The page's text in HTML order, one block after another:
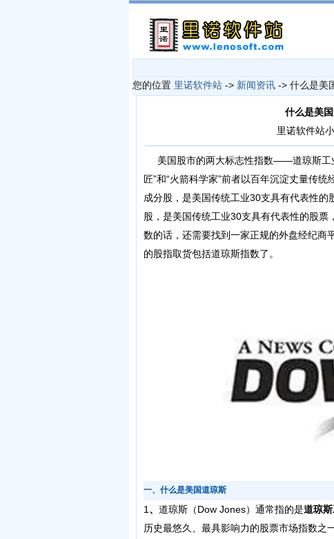
您的位置 里诺软件站 -> 新闻资讯 -> 什么是美
什么是美
里诺软件站
美国股市的两大标志性指数——道琼斯工
匠”和“火箭科学家”前者以百年沉淀丈量传
成分股，是美国传统工业30支具有代表性
股，是美国传统工业30支具有代表性的股
数的话，还需要找到一家正规的外盘经纪商
的股指取货包括道琼斯指数了。
一、什么是美国道琼斯
1 、‌ 道琼斯（Dow Jones）通常指的是‌道琼
历史最悠久、最具影响力的股票市场指数之